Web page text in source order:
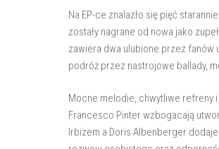
Na EP-ce znalazło się pięć
zostały nagrane od nowa jako
zawiera dwa ulubione przez fanów
podróż przez nastrojowe ballady,
Mocne melodie, chwytliwe refreny i
Francesco Pinter wzbogacają
Irbizem a Doris Albenberger